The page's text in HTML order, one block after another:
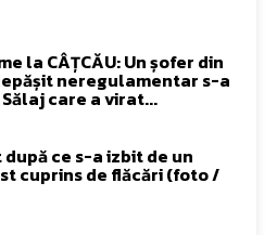
la CÂȚCĂU: Un șofer din
neregulamentar s-a
care a virat...
ce s-a izbit de un
cuprins de flăcări (foto /